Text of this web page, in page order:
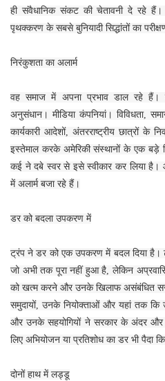
ही संवैधानिक संकट की चेतावनी दे रहे
पृथक्करण के सबसे बुनियादी सिद्धांतों का
निरंकुशता का अलार्म
वह समाज में अपना प्रभाव डाल रहे हैं।
अनुसंधान। मीडिया कंपनियां। विविधता,
कार्यकारी आदेशों, अंतरराष्ट्रीय छात्रों के
इस्तेमाल करके अमेरिकी संस्थानों के एक बड़े
कई ने दबे स्वर से इसे स्वीकार कर लिया
में अलार्म बजा रहे हैं।
डर को बदला उपकरण में
ट्रंप ने डर को एक उपकरण में बदल दिया है।
जो अभी तक पूरा नहीं हुआ है, लेकिन
को खत्म करने और उनके खिलाफ असंबंधित
समुदायों, उनके नियोक्ताओं और यहां तक
और उनके सहयोगियों ने सरकार के अंदर
लिए अभियोजन या प्रतिशोध का डर भी पैदा
दोनों हाथ में लड्डू